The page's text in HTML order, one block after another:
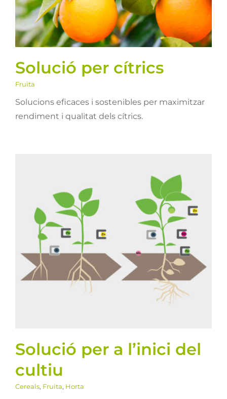
Solució per cítrics
Fruita
Solucions eficaces i sostenibles per maximitzar
rendiment i qualitat dels cítrics.
Solució per a l’inici del
cultiu
Cereals Fruita Horta
Solució per a l’inici del
cultiu
Cereals, Fruita, Horta